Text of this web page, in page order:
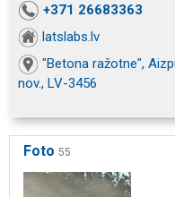
+371 26683363
latslabs.lv
"Betona ražotne",
nov., LV-3456
Foto 55